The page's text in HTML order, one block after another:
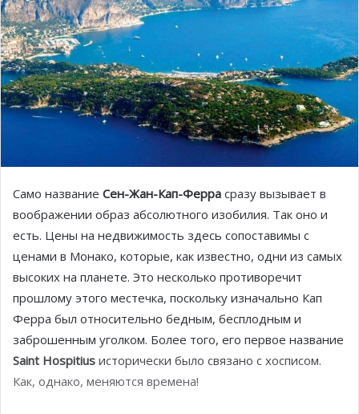
Само название Сен-Жан-Кап-Ферра сразу вызывает в
воображении образ абсолютного изобилия. Так оно и
есть. Цены на недвижимость здесь сопоставимы с
ценами в Монако, которые, как известно, одни из самых
высоких на планете. Это несколько противоречит
прошлому этого местечка, поскольку изначально Кап
Ферра был относительно бедным, бесплодным и
заброшенным уголком. Более того, его первое название
Saint Hospitius исторически было связано с хосписом.
Как, однако, меняются времена!